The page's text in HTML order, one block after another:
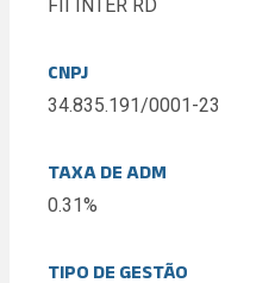
FII INTER RD
CNPJ
34.835.191/0001-23
TAXA DE ADM
0.31%
TIPO DE GESTÃO